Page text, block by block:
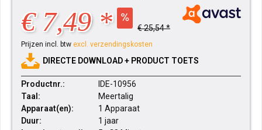
€ 7,49 * € 25,54 *
Prijzen incl. btw excl. verzendingskosten
DIRECTE DOWNLOAD + PRODUCT TOETS
Productnr.:
IDE-10956
Taal:
Meertalig
Apparaat(en):
1 Apparaat
Duur:
1 jaar